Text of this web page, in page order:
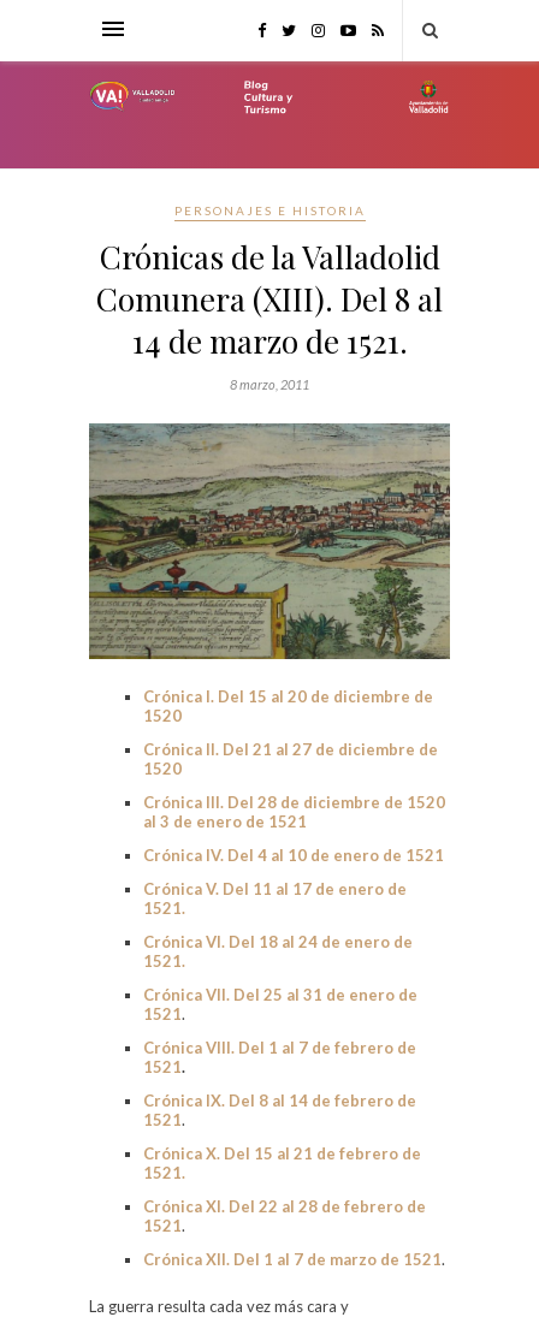
PERSONAJES E HISTORIA
Crónicas de la Valladolid
Comunera (XIII). Del 8 al
14 de marzo de 1521.
8 marzo, 2011
Crónica I. Del 15 al 20 de diciembre de
1520
Crónica II. Del 21 al 27 de diciembre de
1520
Crónica III. Del 28 de diciembre de 1520
al 3 de enero de 1521
Crónica IV. Del 4 al 10 de enero de 1521
Crónica V. Del 11 al 17 de enero de
1521.
Crónica VI. Del 18 al 24 de enero de
1521.
Crónica VII. Del 25 al 31 de enero de
1521.
Crónica VIII. Del 1 al 7 de febrero de
1521.
Crónica IX. Del 8 al 14 de febrero de
1521.
Crónica X. Del 15 al 21 de febrero de
1521.
Crónica XI. Del 22 al 28 de febrero de
1521.
Crónica XII. Del 1 al 7 de marzo de 1521.
La guerra resulta cada vez más cara y